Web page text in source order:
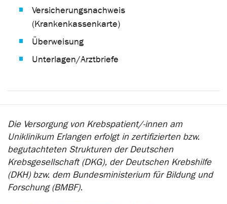
Versicherungsnachweis
(Krankenkassenkarte)
Überweisung
Unterlagen/Arztbriefe
Die Versorgung von Krebspatient/-innen am
Uniklinikum Erlangen erfolgt in zertifizierten bzw.
begutachteten Strukturen der Deutschen
Krebsgesellschaft (DKG), der Deutschen Krebshilfe
(DKH) bzw. dem Bundesministerium für Bildung und
Forschung (BMBF).